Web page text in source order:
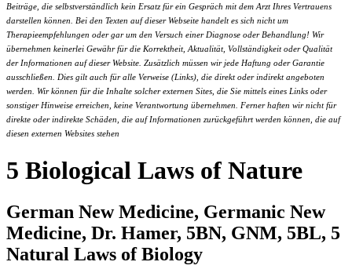
Beiträge, die selbstverständlich kein Ersatz für ein Gespräch mit dem Arzt Ihres Vertrauens
darstellen können. Bei den Texten auf dieser Webseite handelt es sich nicht um
Therapieempfehlungen oder gar um den Versuch einer Diagnose oder Behandlung! Wir
übernehmen keinerlei Gewähr für die Korrektheit, Aktualität, Vollständigkeit oder Qualität
der Informationen auf dieser Website. Zusätzlich müssen wir jede Haftung oder Garantie
ausschließen. Dies gilt auch für alle Verweise (Links), die direkt oder indirekt angeboten
werden. Wir können für die Inhalte solcher externen Sites, die Sie mittels eines Links oder
sonstiger Hinweise erreichen, keine Verantwortung übernehmen. Ferner haften wir nicht für
direkte oder indirekte Schäden, die auf Informationen zurückgeführt werden können, die auf
diesen externen Websites stehen
5 Biological Laws of Nature
German New Medicine, Germanic New
Medicine, Dr. Hamer, 5BN, GNM, 5BL, 5
Natural Laws of Biology